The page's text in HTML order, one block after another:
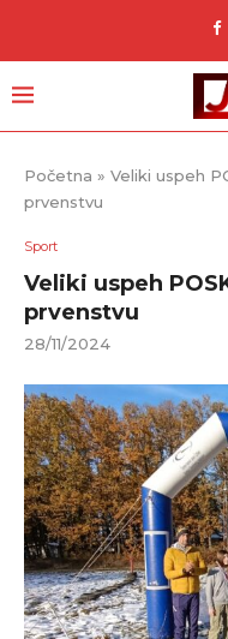
Početna » Veliki uspeh
prvenstvu
Sport
Veliki uspeh
prvenstvu
28/11/2024